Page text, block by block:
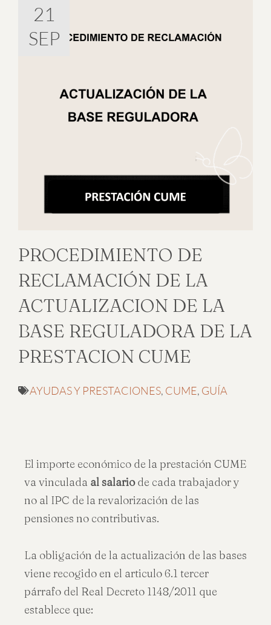
21
SEP
PROCEDIMIENTO DE
RECLAMACIÓN DE LA
ACTUALIZACION DE LA
BASE REGULADORA DE LA
PRESTACION CUME
AYUDAS Y PRESTACIONES, CUME, GUÍA
El importe económico de la prestación CUME
va vinculada al salariode cada trabajador y
no al IPC de la revalorización de las
pensiones no contributivas.
La obligación de la actualización de las bases
viene recogido en el articulo 6.1 tercer
párrafo del Real Decreto 1148/2011 que
establece que: